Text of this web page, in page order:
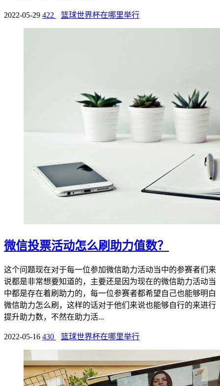
2022-05-29 422 篮球世界杯在哪里举行
微信投票活动怎么刷助力值数？
这个问题现在对于每一位参加微信助力活动当中的参赛者们来
说都是非常想要知道的，主要还是因为现在的微信助力活动当
中都是存在着刷助力的，每一位参赛者都希望自己也能够明白
微信助力怎么刷，这样的话对于他们来说也能够自行的来进行
提升助力数，不然在助力活...
2022-05-16 430 篮球世界杯在哪里举行